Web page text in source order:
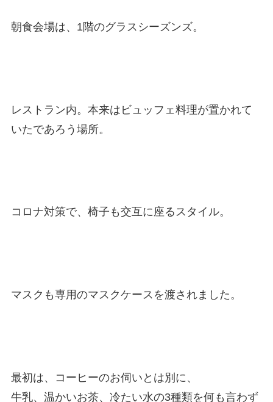
朝食会場は、1階のグラスシーズンズ。
レストラン内。本来はビュッフェ料理が置かれて
いたであろう場所。
コロナ対策で、椅子も交互に座るスタイル。
マスクも専用のマスクケースを渡されました。
最初は、コーヒーのお伺いとは別に、
牛乳、温かいお茶、冷たい水の3種類を何も言わず